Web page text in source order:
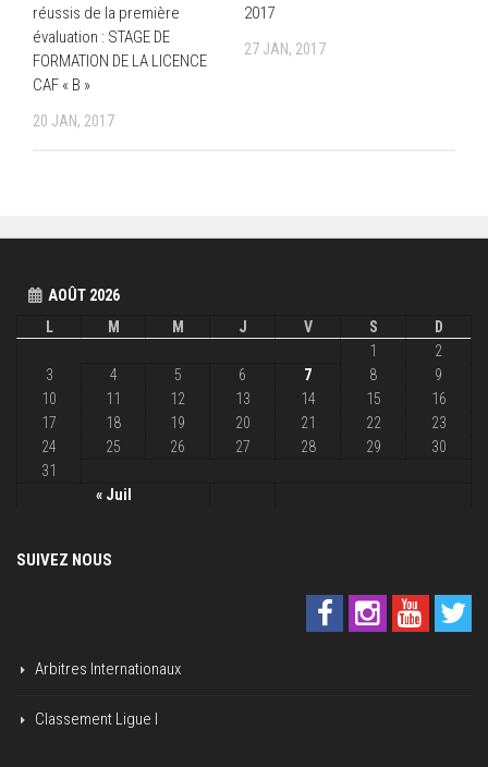
réussis de la première
évaluation : STAGE DE
FORMATION DE LA LICENCE
CAF « B »
20 JAN, 2017
2017
27 JAN, 2017
AOÛT 2026
L
M M J V S D
« Juil
1
2
3
4 5 6 7 8
9
10
11 12 13 14 15
16
17
18 19 20 21 22
23
24
25 26 27 28 29
30
31
SUIVEZ NOUS
Arbitres Internationaux
Classement Ligue I